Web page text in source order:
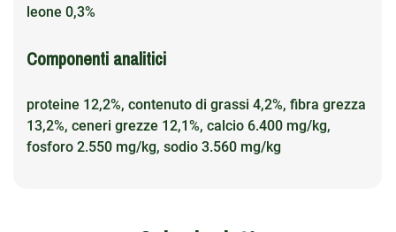
leone 0,3%
Componenti analitici
proteine 12,2%, contenuto di grassi 4,2%, fibra grezza
13,2%, ceneri grezze 12,1%, calcio 6.400 mg/kg,
fosforo 2.550 mg/kg, sodio 3.560 mg/kg